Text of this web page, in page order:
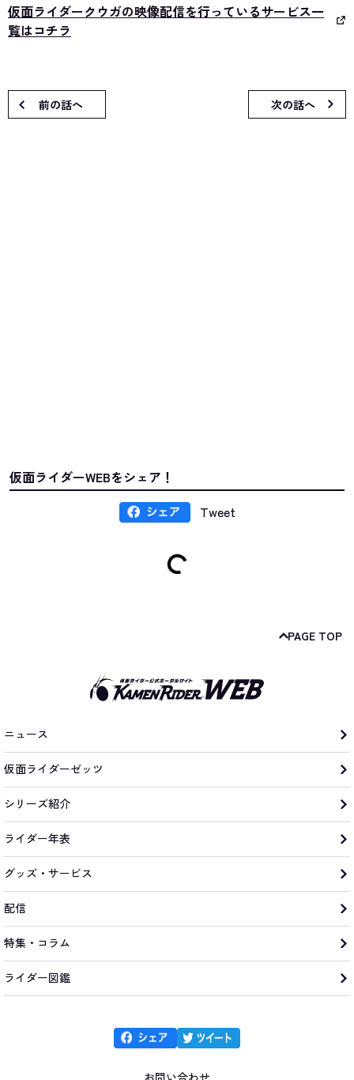
仮面ライダークウガの映像配信を行っているサービス一
覧はコチラ
前の話へ 次の話へ
仮面ライダーWEBをシェア！
Tweet
PAGE TOP
ニュース
仮面ライダーゼッツ
シリーズ紹介
ライダー年表
グッズ・サービス
配信
特集・コラム
ライダー図鑑
お問い合わせ